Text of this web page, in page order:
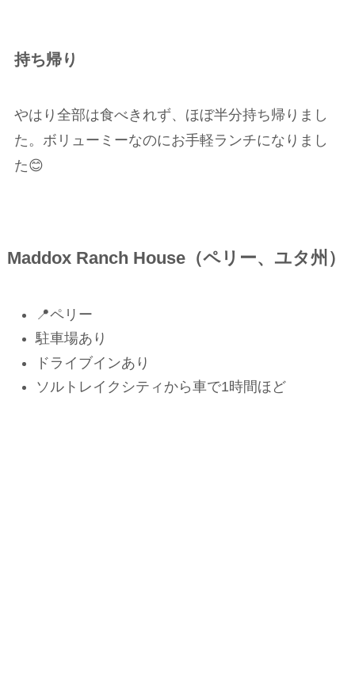
持ち帰り
やはり全部は食べきれず、ほぼ半分持ち帰りまし
た。ボリューミーなのにお手軽ランチになりまし
た😊
Maddox Ranch House（ペリー、ユタ州）
📍ペリー
駐車場あり
ドライブインあり
ソルトレイクシティから車で1時間ほど